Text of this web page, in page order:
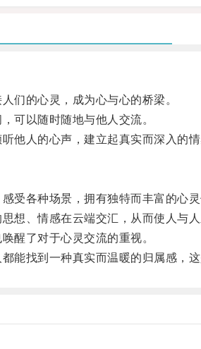
的心灵，成为心与心的桥梁。
以随时随地与他人交流。
人的心声，建立起真实而深入的情
各种场景，拥有独特而丰富的心灵
、情感在云端交汇，从而使人与人
了对于心灵交流的重视。
找到一种真实而温暖的归属感，这